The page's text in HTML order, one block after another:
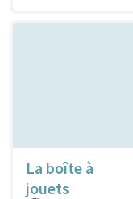
La boîte à
jouets